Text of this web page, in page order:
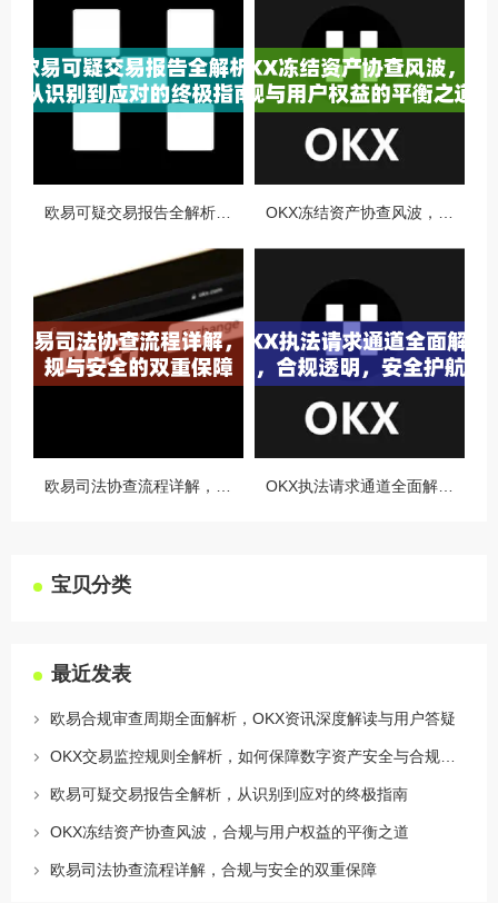
宝贝分类
最近发表
欧易合规审查周期全面解析，OKX资讯深度解读与用户答疑
欧易可疑交易报告全解析，从识别到应对的终极指南
OKX冻结资产协查风波，合规与用户权益的平衡之道
欧易司法协查流程详解，合规与安全的双重保障